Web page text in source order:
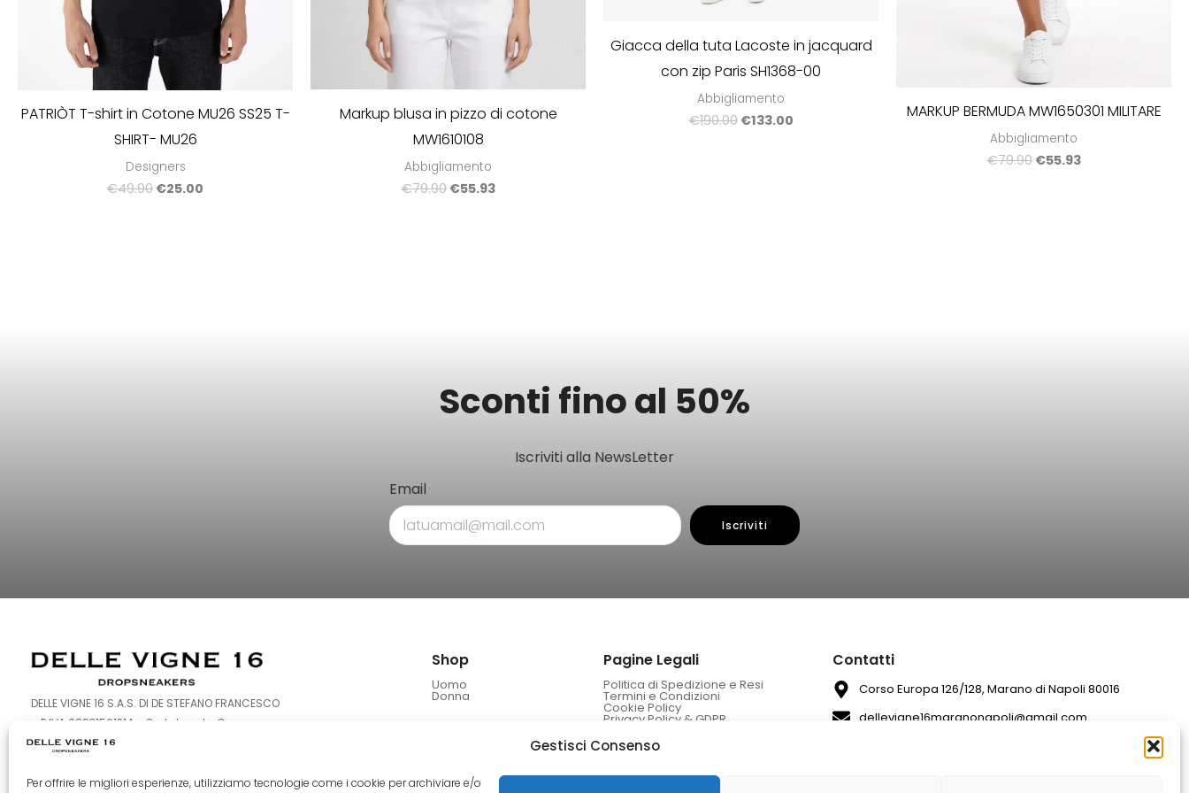
Gestisci Consenso
Per offrire le migliori esperienze, utilizziamo tecnologie come i cookie per archiviare e/o
PATRIÒT T-shirt in Cotone MU26 SS25 T-
SHIRT- MU26
Designers
€49.90 €25.00
Markup blusa in pizzo di cotone
MW1610108
Abbigliamento
€79.90 €55.93
Giacca della tuta Lacoste in jacquard
con zip Paris SH1368-00
Abbigliamento
€190.00 €133.00 MARKUP BERMUDA MW1650301 MILITARE
Abbigliamento
€79.90 €55.93
Sconti fino al 50%
Iscriviti alla NewsLetter
Email
Iscriviti
DELLE VIGNE 16 S.A.S. DI DE STEFANO FRANCESCO
– P.IVA 08931561214 – Sede Legale: Corso
Europa 126-128 – 80016 Marano di Napoli (NA)
Shop
Uomo
Donna
Pagine Legali
Politica di Spedizione e Resi
Termini e Condizioni
Cookie Policy
Privacy Policy & GDPR
Contatti
Corso Europa 126/128, Marano di Napoli 80016
dellevigne16maranonapoli@gmail.com